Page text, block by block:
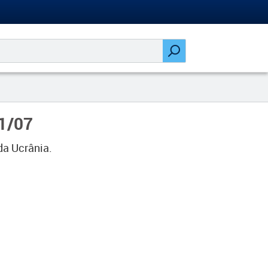
07
Ucrânia.